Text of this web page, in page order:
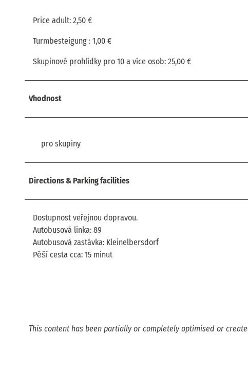
Price adult: 2,50 €
Turmbesteigung : 1,00 €
Skupinové prohlídky pro 10 a více osob: 25,00 €
Vhodnost
pro skupiny
Directions & Parking facilities
Dostupnost veřejnou dopravou.
Autobusová linka: 89
Autobusová zastávka: Kleinelbersdorf
Pěší cesta cca: 15 minut
This content has been partially or completely optimised or